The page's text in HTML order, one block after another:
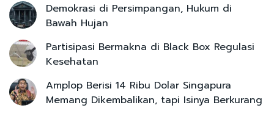
Demokrasi di Persimpangan, Hukum di
Bawah Hujan
Partisipasi Bermakna di Black Box Regulasi
Kesehatan
Amplop Berisi 14 Ribu Dolar Singapura
Memang Dikembalikan, tapi Isinya Berkurang